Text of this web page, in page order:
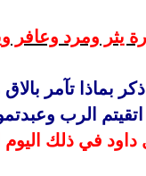
يثر ومرد وعافر
عدد8: وقال داود